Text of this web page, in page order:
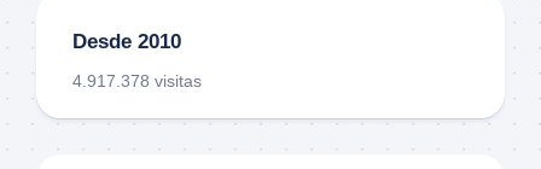
Desde 2010
4.917.378 visitas